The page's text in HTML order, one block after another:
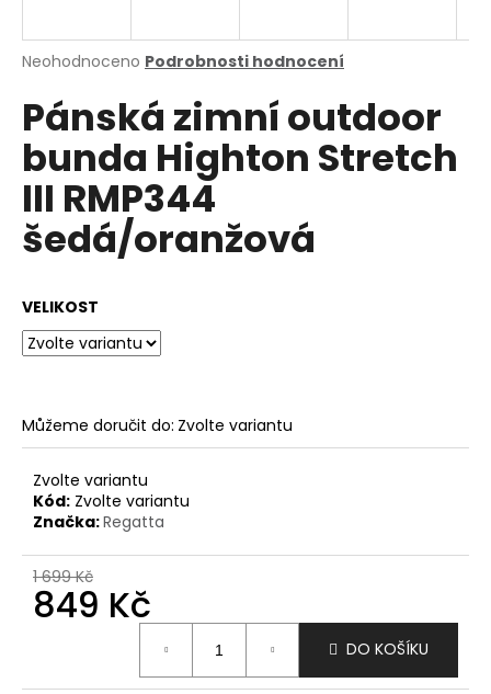
Průměrné
produktu
je
0,0
5
hvězdiček.
Neohodnoceno Podrobnosti hodnocení
Pánská zimní outdoor
bunda Highton Stretch
III RMP344
šedá/oranžová
VELIKOST
Můžeme doručit do: Zvolte variantu
Zvolte variantu
Kód: Zvolte variantu
Značka:Regatta
1 699 Kč
849 Kč
DO KOŠÍKU
j
t
?
HLEDAT
D
o
r
u
č
u
e
m